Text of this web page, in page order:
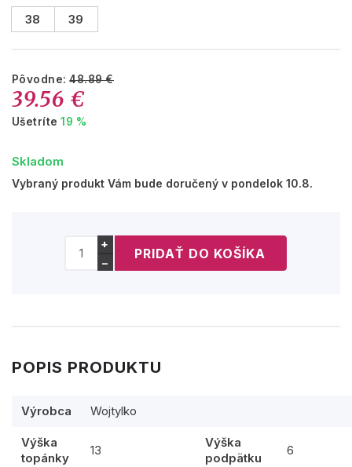
38 39
Pôvodne:48.89 €
39.56 €
Ušetríte19 %
Skladom
Vybraný produkt Vám bude doručený v pondelok 10.8.
+
−
POPIS PRODUKTU
Výrobca Wojtylko
Výška
topánky
13
Výška
podpätku
6